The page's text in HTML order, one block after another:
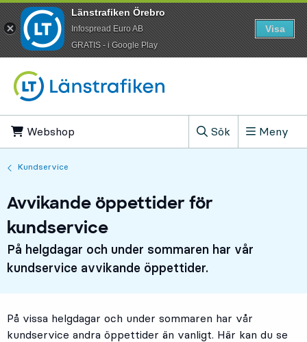
Webshop
Sök
, Visa sökfältet
Meny
Kundservice
Avvikande öppettider för
kundservice
På helgdagar och under sommaren har vår
kundservice avvikande öppettider.
På vissa helgdagar och under sommaren har vår
kundservice andra öppettider än vanligt. Här kan du se
Länstrafiken Örebro
Infospread Euro AB
​GRATIS - i Google Play
Visa